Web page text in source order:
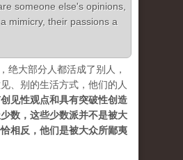
someone else's opinions,
mimicry, their passions a
绝大部分人都活成了别人，
、别的生活方式，他们的人
见性观点和具有突破性创造
数，这些少数派并不是被大
相反，他们是被大众所鄙夷